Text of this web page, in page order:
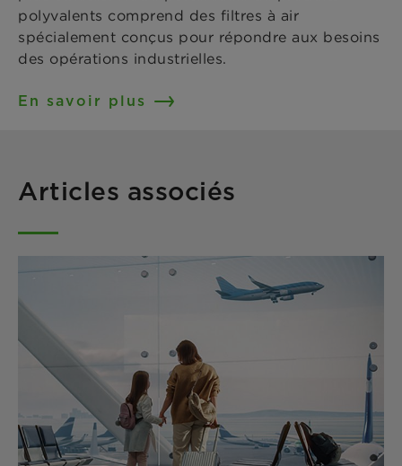
polyvalents comprend des filtres à air
spécialement conçus pour répondre aux besoins
des opérations industrielles.
En savoir plus
Articles associés